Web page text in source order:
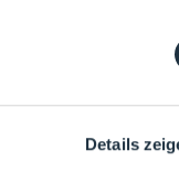
Details